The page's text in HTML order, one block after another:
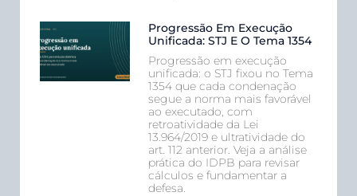
Progressão Em Execução
Unificada: STJ E O Tema 1354
Progressão em execução
unificada: o STJ fixou no Tema
1354 que cada condenação
segue a norma mais favorável
ao executado, com
retroatividade da Lei
13.964/2019 e ultratividade do
art. 112 anterior. Veja a análise
prática do IDPB para revisar
cálculos e fundamentar a
defesa.